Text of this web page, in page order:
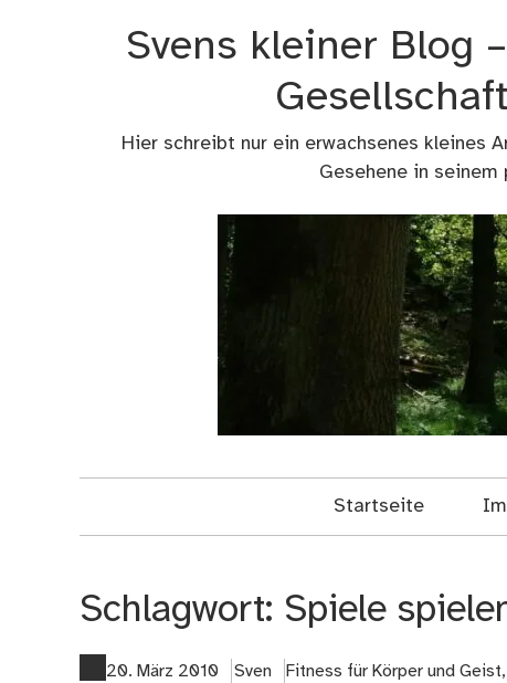
Svens kleiner Blog
Hier schreibt nur ein erwachsenes kleines
Gesehene in seinem
Startseite
Schlagwort: Spiele
20. März 2010 Sven Fitness für Körper und Geist